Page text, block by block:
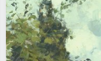
ex. Monet, Nuit étoilée,
impressionnisme, vague de Hokusai,
nu.